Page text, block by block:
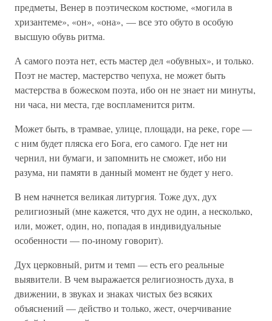
предметы, Венер в поэтическом костюме, «могила в
хризантеме», «он», «она», — все это обуто в особую
высшую обувь ритма.
А самого поэта нет, есть мастер дел «обувных», и только.
Поэт не мастер, мастерство чепуха, не может быть
мастерства в божеском поэта, ибо он не знает ни минуты,
ни часа, ни места, где воспламенится ритм.
Может быть, в трамвае, улице, площади, на реке, горе —
с ним будет пляска его Бога, его самого. Где нет ни
чернил, ни бумаги, и запомнить не сможет, ибо ни
разума, ни памяти в данный момент не будет у него.
В нем начнется великая литургия. Тоже дух, дух
религиозный (мне кажется, что дух не один, а несколько,
или, может, один, но, попадая в индивидуальные
особенности — по-иному говорит).
Дух церковный, ритм и темп — есть его реальные
выявители. В чем выражается религиозность духа, в
движении, в звуках и знаках чистых без всяких
объяснений — действо и только, жест, очерчивание